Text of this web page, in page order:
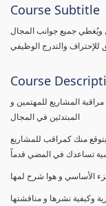
Course Subtitle
ويُغطي جميع جوانب المجال
للإحتراف والتدرج الوظيفي
Course
المشاريع للمهتمين و
المبتدئين في المجال
منك كمراقب للمشاريع
تساعدك في المضي قدماً
وكيفية نشرها و مناقشتها